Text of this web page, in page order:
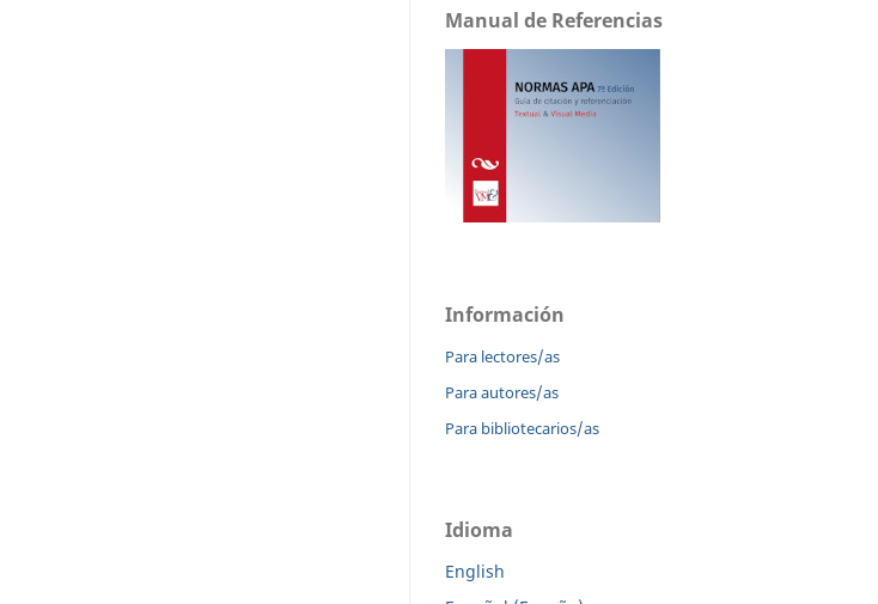
Manual de Referencias
Información
Para lectores/as
Para autores/as
Para bibliotecarios/as
Idioma
English